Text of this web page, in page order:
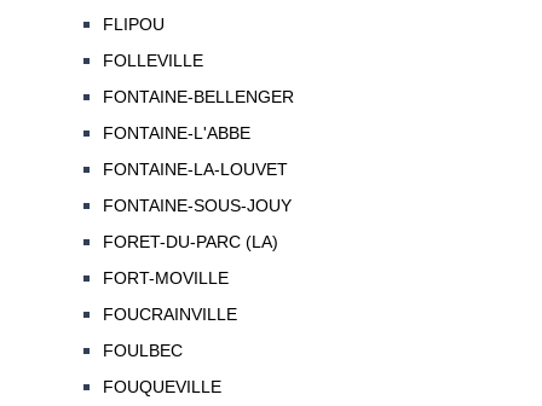
FLIPOU
FOLLEVILLE
FONTAINE-BELLENGER
FONTAINE-L'ABBE
FONTAINE-LA-LOUVET
FONTAINE-SOUS-JOUY
FORET-DU-PARC (LA)
FORT-MOVILLE
FOUCRAINVILLE
FOULBEC
FOUQUEVILLE